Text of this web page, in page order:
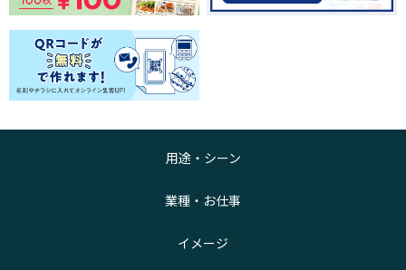
用途・シーン
業種・お仕事
イメージ